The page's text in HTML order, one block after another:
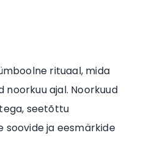
rituaal, mida
noorkuu ajal. Noorkuud
seetõttu
soovide ja eesmärkide